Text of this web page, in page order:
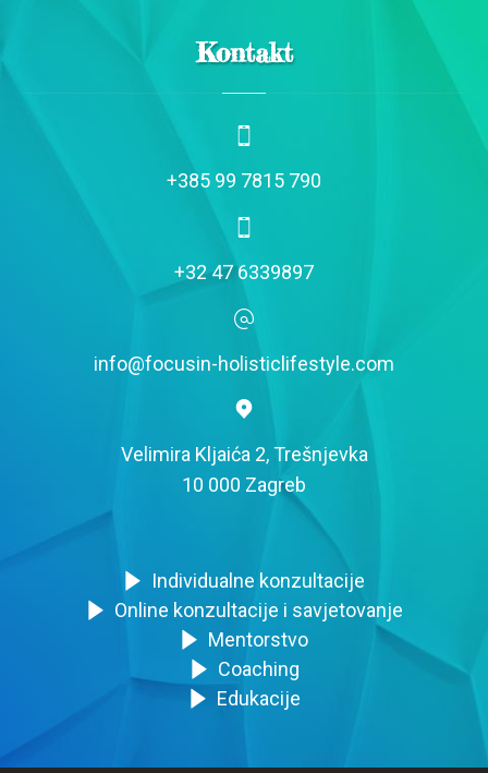
Kontakt
+385 99 7815 790
+32 47 6339897
info@focusin-holisticlifestyle.com
Velimira Kljaića 2, Trešnjevka
10 000 Zagreb
Individualne konzultacije
Online konzultacije i savjetovanje
Mentorstvo
Coaching
Edukacije